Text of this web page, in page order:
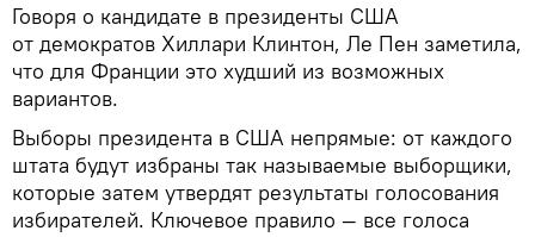
Говоря о кандидате в президенты США
от демократов Хиллари Клинтон, Ле Пен заметила,
что для Франции это худший из возможных
вариантов.
Выборы президента в США непрямые: от каждого
штата будут избраны так называемые выборщики,
которые затем утвердят результаты голосования
избирателей. Ключевое правило — все голоса